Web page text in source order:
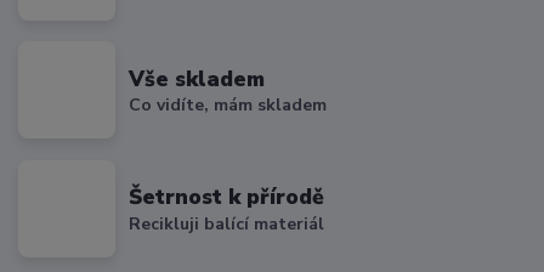
Vše skladem
Co vidíte, mám skladem
Šetrnost k přírodě
Recikluji balící materiál